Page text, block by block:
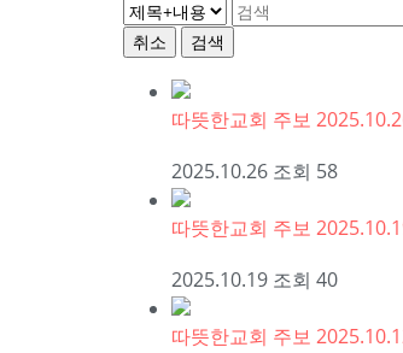
취소 검색
따뜻한교회 주보
2025.10.26 조회 58
따뜻한교회 주보
2025.10.19 조회 40
따뜻한교회 주보